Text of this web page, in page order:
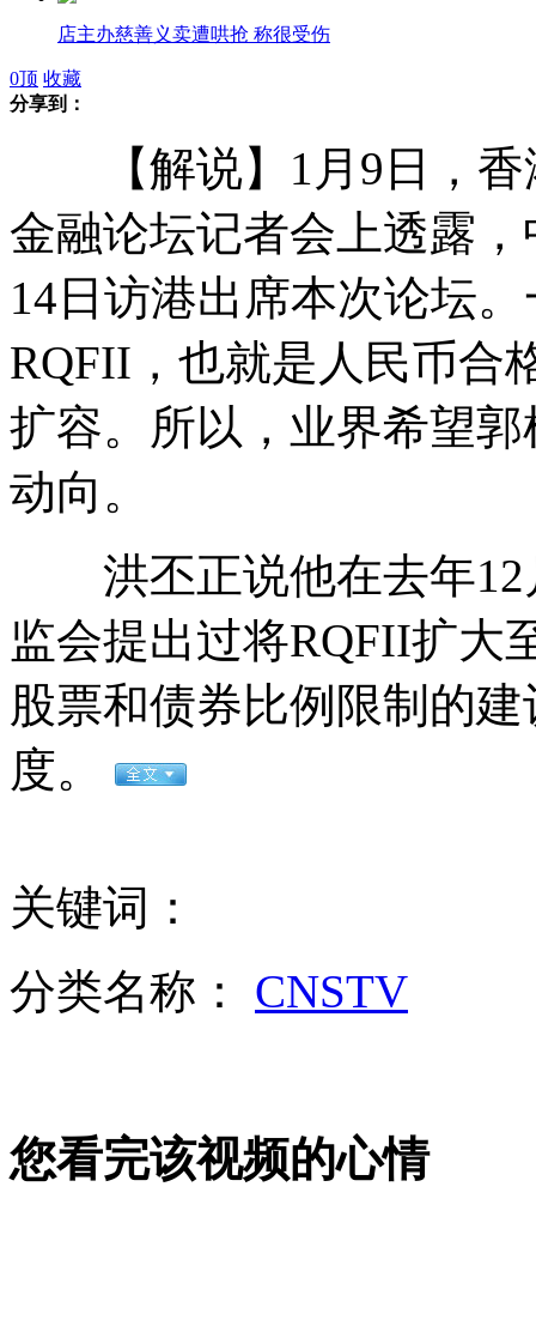
店主办慈善义卖遭哄抢 称很受伤
铁道部官员被搜巨额财物8个房产证
最牛闪婚:陌生男女聊天3小时领证
网友调侃北京一大厦外形酷似"大肠"
中国首次发布肿瘤发病情况登记年报
山西运城恶犬咬伤多人 警民合力深夜将其击毙
女孩北京地铁殴打老人 痛下狠手拳打脚踢
无痛分娩是否安全 医生回应
0顶 收藏
分享到：
【解说】1月9日，香
金融论坛记者会上透露
14日访港出席本次论坛
RQFII，也就是人民币合
扩容。所以，业界希望
动向。
洪丕正说他在去年12
监会提出过将RQFII扩大
股票和债券比例限制的
度。
关键词：
分类名称： CNSTV
您看完该视频的心情